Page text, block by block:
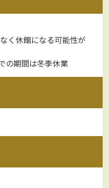
く休館になる可能性が
の期間は冬季休業